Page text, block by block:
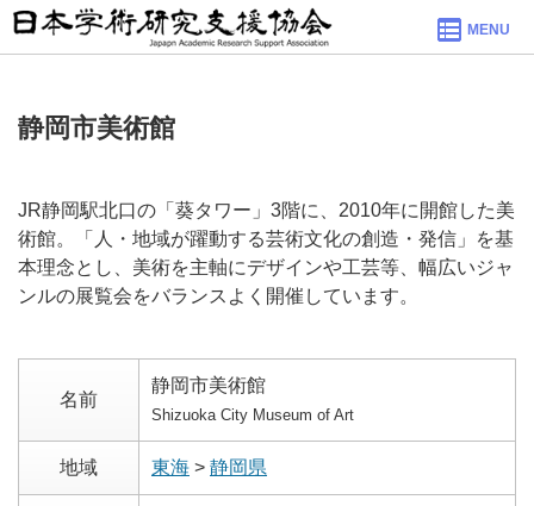
MENU
静岡市美術館
JR静岡駅北口の「葵タワー」3階に、2010年に開館した美
術館。「人・地域が躍動する芸術文化の創造・発信」を基
本理念とし、美術を主軸にデザインや工芸等、幅広いジャ
ンルの展覧会をバランスよく開催しています。
名前
静岡市美術館
Shizuoka City Museum of Art
地域 東海 > 静岡県